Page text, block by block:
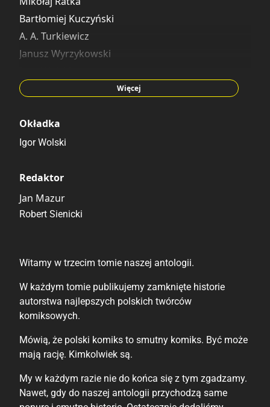
Bartłomiej Kuczyński
A. A. Turkiewicz
Janusz Wyrzykowski
Wojciech Stefaniec
Więcej
Okładka
Igor Wolski
Redaktor
Jan Mazur
Robert Sienicki
Witamy w trzecim tomie naszej antologii.
W każdym tomie publikujemy zamknięte historie
autorstwa najlepszych polskich twórców
komiksowych.
Mówią, że polski komiks to smutny komiks. Być może
mają rację. Kimkolwiek są.
My w każdym razie nie do końca się z tym zgadzamy.
Nawet, gdy do naszej antologii przychodzą same